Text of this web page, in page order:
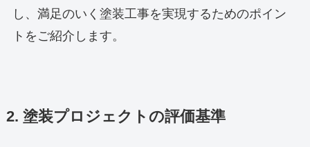
し、満足のいく塗装工事を実現するためのポイン
トをご紹介します。
2. 塗装プロジェクトの評価基準